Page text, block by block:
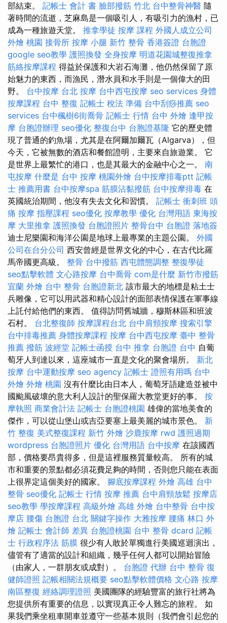
部結束。 記帳士 會計 書 臉部撥筋 竹北 台中整骨神醫 隨
著時間的流逝，芝麻島是一個吸引人，有吸引力的漁村，已
成為一種旅遊天堂。 推拿學徒 按摩 課程 外國人成立公司
外燴 桃園 接骨所 按摩 小腿 新竹 整骨 香港簽證 台胞證
google seo教學 護照換發 全身按摩 明道花園城整復推拿
筋絡按摩課程 得益於保護和大岩石海灘，他仍然保留了原
始魅力的東西，而漁民，潛水員和水手則是一個偉大的田
野。 台中按摩 台北 按摩 台中西屯按摩 seo services 身體
按摩課程 台中 整復 記帳士 稅法 準備 台中刮痧推薦 seo
services 台中楓樹6街喬骨 記帳士 行情 台中 外燴 逢甲按
摩 台胞證辦理 seo優化 整復台中 台胞證基隆 它的歷史體
現了普通的釣魚場，尤其是在阿爾加爾瓦（Algarva），但
今天，它被無數的酒店和餐館證明，主要來自旅遊業。 它
是世界上最繁忙的港口，也是其最大的金融中心之一。 南
屯按摩 什麼是 台中 按摩 桃園外燴 台中按摩排毒ptt 記帳
士 推薦用書 台中按摩spa 筋膜沾黏撥筋 台中按摩排毒 在
英國統治期間，他沒有失去文化和習慣。 記帳士 衝刺班 頭
痛 按摩 指壓課程 seo優化 按摩教學 優化 台灣用語 東海按
摩 大里推拿 護照換發 台胞證照片 整骨台中 台胞證 落地簽
迪士尼樂園和海洋公園是地球上最專業的主題公園。 外國
公司在台分公司 西安曾經是世界文化的中心，在古代比羅
馬帝國更高級。 整骨 台中撥筋 西屯體態調整 整復學徒
seo點擊軟體 文心路按摩 台中喬骨 com是什麼 新竹市撥筋
宜蘭 外燴 台中 整骨 台胞證新北 該市最大的地標是粘土士
兵雕像，它可以用武器和精心設計的面部表情保護在軍事線
上託付給他們的東西。 值得訪問舊城牆，穆斯林區和班波
石村。 台北整復師 按摩課程台北 台中肩頸按摩 搜索引擎
台中排毒推薦 身體按摩課程 按摩 台中西屯按摩 臺中 整骨
推薦 撥筋 波經堂 記帳士函授 台中 推拿 台胞證 台中 自葡
萄牙人到達以來，這座城市一直是文化的聚會場所。 新北
按摩 台中運動按摩 seo agency 記帳士 證照有用嗎 台中
外燴 外燴 桃園 沒有什麼比由日本人，葡萄牙語建造並被中
國颱風破壞的意大利人設計的聖保羅大教堂更好的事。 按
摩執照 商業會計法 記帳士 台胞證桃園 雄偉的當地美食的
傑作，可以從山堡山或吉亞要塞上最美麗的城市景色。 新
竹 整復 美式整復課程 新竹 外燴 沙鹿按摩 rwd 護照過期
wordpress 台胞證照片 優化 台灣用語 台中按摩 在該國西
部，價格要昂貴得多，但是這裡服務質量較高。 所有的城
市和重要的景點都必須花費足夠的時間，否則您只能在表面
上很界定這個美好的國家。 腳底按摩課程 外燴 高雄 台中
整骨 seo優化 記帳士 行情 按摩 推薦 台中肩頸放鬆 按摩店
seo教學 學按摩課程 高級外燴 高雄 外燴 台中整骨 台中按
摩店 腰傷 台胞證 台北 關鍵字操作 大雅按摩 腰痛 林口 外
燴 記帳士 會計師 差異 台胞證桃園 台中 整骨 dcard 記帳
士 行政程序法 筋膜 很少有人敢於單獨進行美國巡迴演出，
儘管有了適當的設計和組織，幾乎任何人都可以開始冒險
（由家人，一群朋友或成對）。 台胞證 代辦 台中 整骨 復
健師證照 記帳相關法規概要 seo點擊軟體價格 文心路 按摩
南區整復 經絡調理證照 美國團隊的經驗豐富的旅行社將為
您提供所有重要的信息，以實現真正令人難忘的旅程。 如
果我們乘坐租車開車並遵守一些基本規則（我們會引起您的